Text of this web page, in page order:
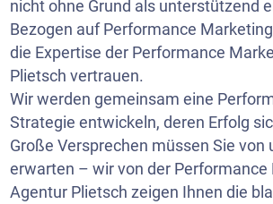
nicht ohne Grund als unterstützend
Bezogen auf Performance
die Expertise der Performance
Plietsch vertrauen.
Wir werden gemeinsam eine
Strategie entwickeln, deren Erfolg
Große Versprechen müssen Sie von
erwarten – wir von der Performance
Agentur Plietsch zeigen Ihnen die